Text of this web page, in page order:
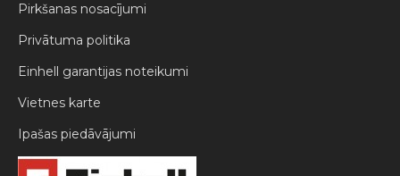
Pirkšanas nosacījumi
Privātuma politika
Einhell garantijas noteikumi
Vietnes karte
Ipašas piedāvājumi